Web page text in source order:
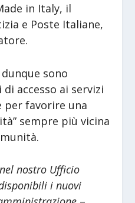
in Italy, il
e Poste Italiane,
dunque sono
accesso ai servizi
per favorire una
sempre più vicina
nostro Ufficio
i nuovi